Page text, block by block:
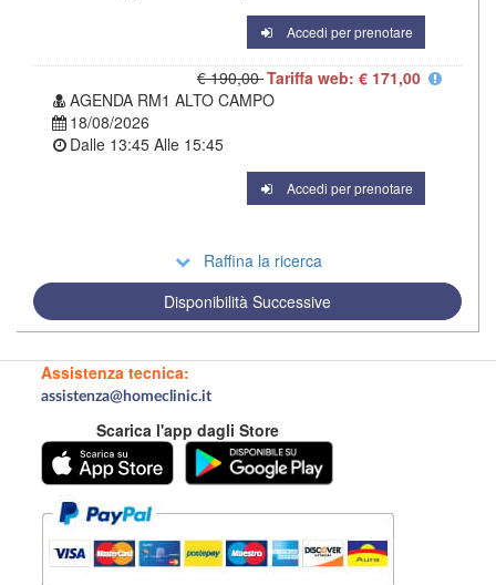
Accedi per prenotare
€ 190,00Tariffa web: € 171,00
AGENDA RM1 ALTO CAMPO
18/08/2026
Dalle 13:45 Alle 15:45
Accedi per prenotare
Raffina la ricerca
Disponibilità Successive
Assistenza tecnica:
assistenza@homeclinic.it
Scarica l'app dagli Store